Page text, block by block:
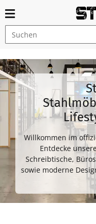
Willkommen im
Entdecke
Schreibtische,
sowie moderne